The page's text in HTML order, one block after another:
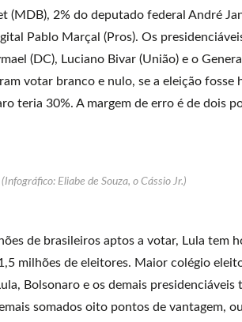
(MDB), 2% do deputado federal André
Pablo Marçal (Pros). Os
(DC), Luciano Bivar (União) e o
votar branco e nulo, se a eleição fosse
teria 30%. A margem de erro é de dois
(Infográfico: Eliabe de Souza, o Cássio Jr.)
de brasileiros aptos a votar, Lula tem
milhões de eleitores. Maior colégio
Bolsonaro e os demais
somados oito pontos de vantagem,